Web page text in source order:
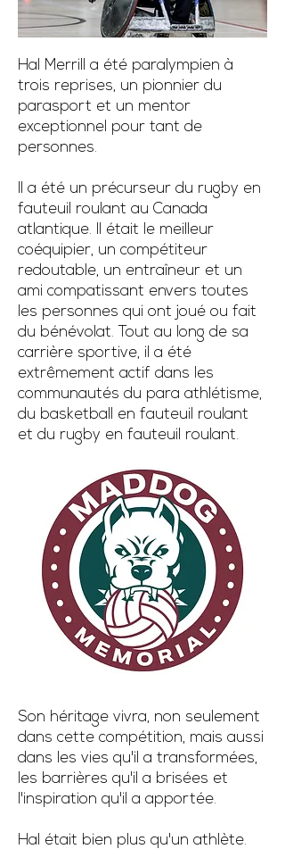
Hal Merrill a été paralympien à
trois reprises, un pionnier du
parasport et un mentor
exceptionnel pour tant de
personnes.
Il a été un précurseur du rugby en
fauteuil roulant au Canada
atlantique. Il était le meilleur
coéquipier, un compétiteur
redoutable, un entraîneur et un
ami compatissant envers toutes
les personnes qui ont joué ou fait
du bénévolat. Tout au long de sa
carrière sportive, il a été
extrêmement actif dans les
communautés du para athlétisme,
du basketball en fauteuil roulant
et du rugby en fauteuil roulant.
Son héritage vivra, non seulement
dans cette compétition, mais aussi
dans les vies qu'il a transformées,
les barrières qu'il a brisées et
l'inspiration qu'il a apportée.
Hal était bien plus qu'un athlète.